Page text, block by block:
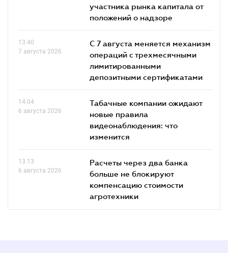
участника рынка капитала от
положений о надзоре
13.40
7 августа 2026
С 7 августа меняется механизм
операций с трехмесячными
лимитированными
депозитными сертификатами
14.04
6 августа 2026
Табачные компании ожидают
новые правила
видеонаблюдения: что
изменится
13.13
6 августа 2026
Расчеты через два банка
больше не блокируют
компенсацию стоимости
агротехники